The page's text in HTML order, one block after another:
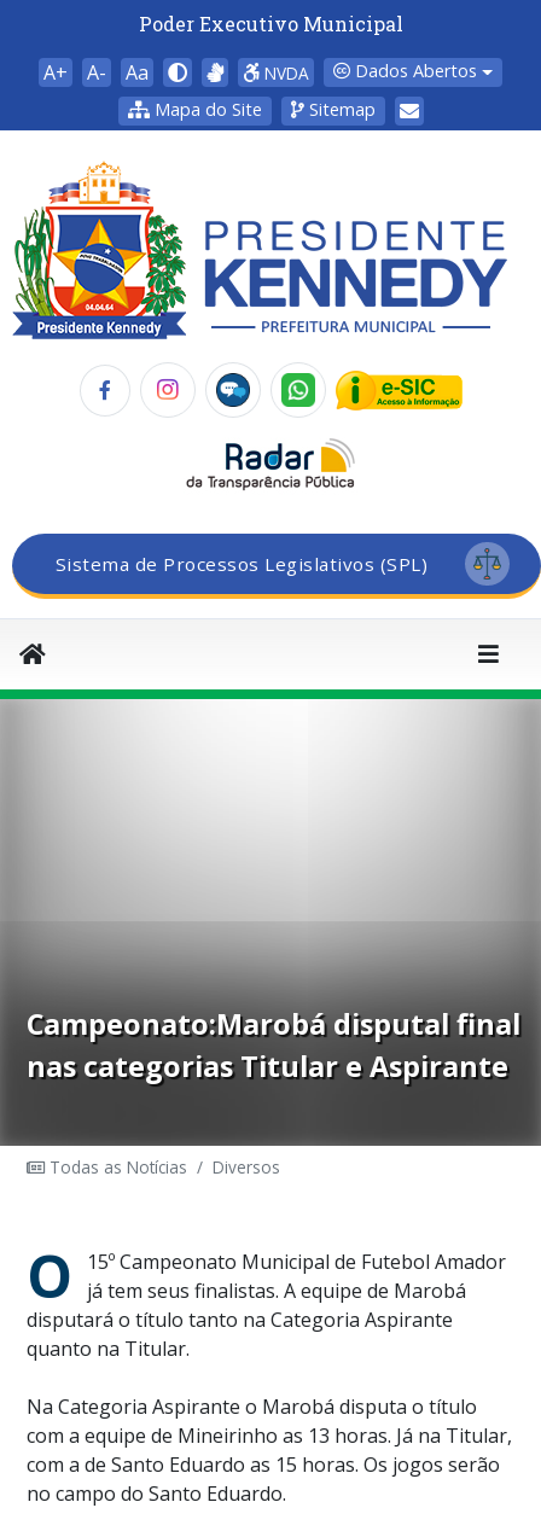
Poder Executivo Municipal
A+ A- Aa NVDA
Dados Abertos
Mapa do Site
Sitemap
Sistema de Processos Legislativos (SPL)
Campeonato:Marobá disputal final
nas categorias Titular e Aspirante
Todas as Notícias / Diversos
O
15º Campeonato Municipal de Futebol Amador
já tem seus finalistas. A equipe de Marobá
disputará o título tanto na Categoria Aspirante
quanto na Titular.
Na Categoria Aspirante o Marobá disputa o título
com a equipe de Mineirinho as 13 horas. Já na Titular,
com a de Santo Eduardo as 15 horas. Os jogos serão
no campo do Santo Eduardo.